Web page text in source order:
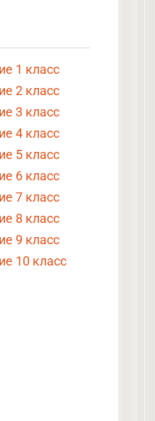
1 класс
2 класс
3 класс
4 класс
5 класс
6 класс
7 класс
8 класс
9 класс
10 класс